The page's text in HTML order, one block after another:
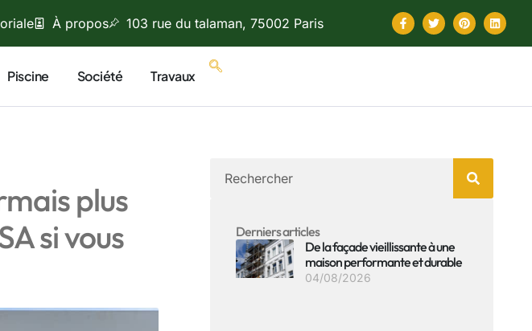
À propos 103 rue du talaman, 75002 Paris
Piscine Société Travaux
plus
si vous
Derniers articles
De la façade vieillissante à une
maison performante et durable
04/08/2026